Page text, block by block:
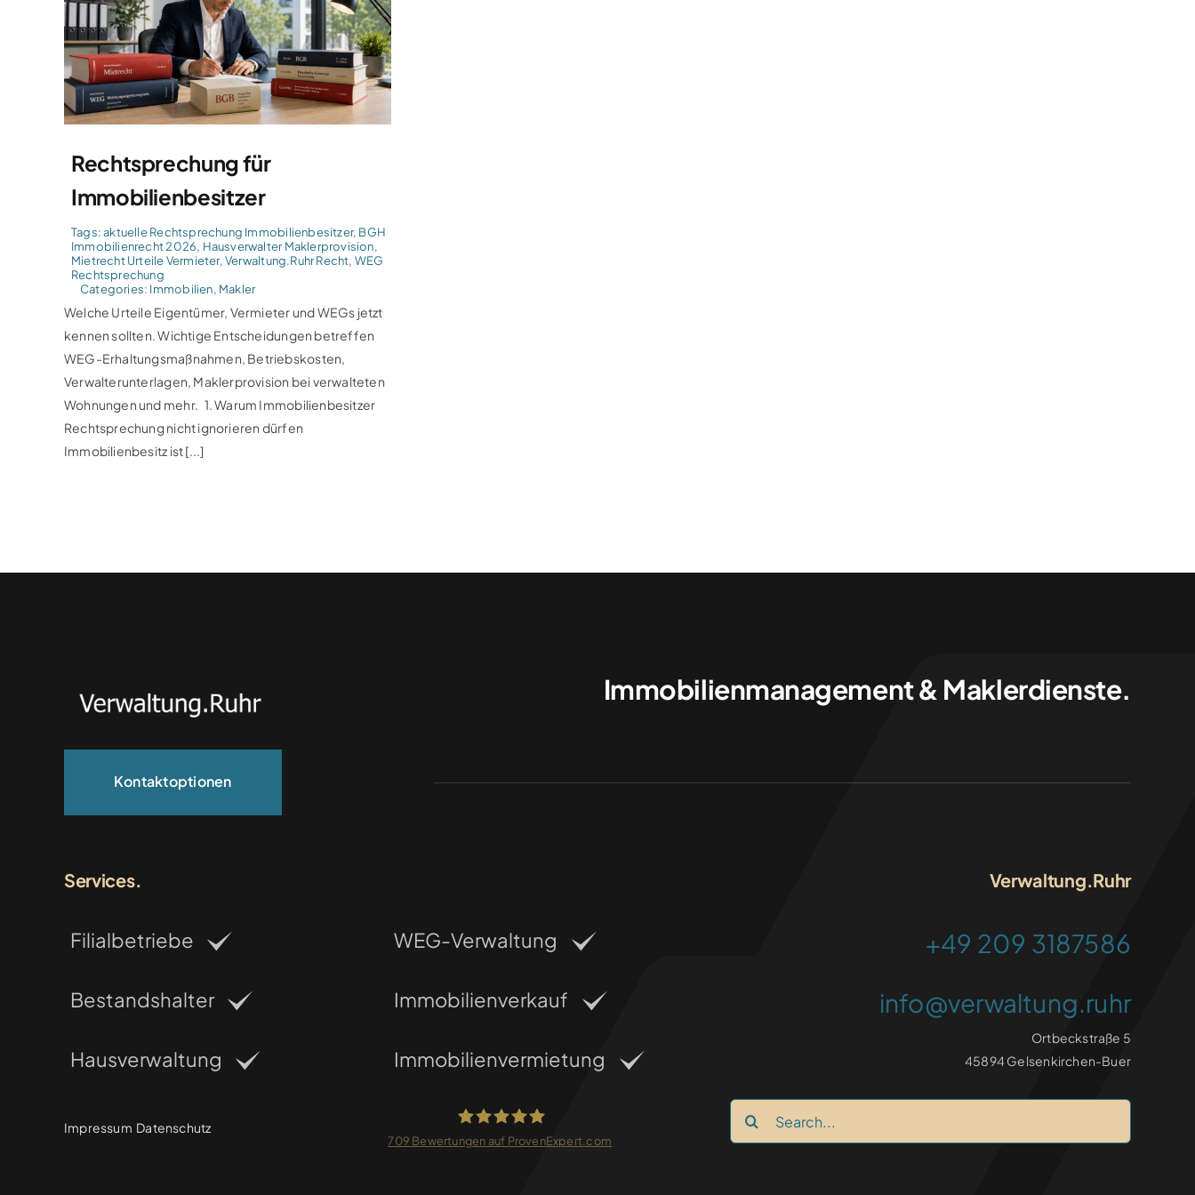
Rechtsprechung für
Immobilienbesitzer
Tags:aktuelle Rechtsprechung Immobilienbesitzer, BGH
Immobilienrecht 2026, Hausverwalter Maklerprovision,
Mietrecht Urteile Vermieter,Verwaltung.Ruhr Recht, WEG
Rechtsprechung
Categories: Immobilien, Makler
Welche Urteile Eigentümer, Vermieter und WEGs jetzt
kennen sollten. Wichtige Entscheidungen betreffen
WEG-Erhaltungsmaßnahmen, Betriebskosten,
Verwalterunterlagen, Maklerprovision bei verwalteten
Wohnungen und mehr. 1. Warum Immobilienbesitzer
Rechtsprechung nicht ignorieren dürfen
Immobilienbesitz ist [...]
Immobilienmanagement & Maklerdienste.
Kontaktoptionen
Services.
Filialbetriebe
Bestandshalter
Hausverwaltung
WEG-Verwaltung
Immobilienverkauf
Immobilienvermietung
Impressum Datenschutz
709 Bewertungen auf ProvenExpert.com
Verwaltung.Ruhr
+49 209 3187586
info@verwaltung.ruhr
Ortbeckstraße 5
45894 Gelsenkirchen-Buer